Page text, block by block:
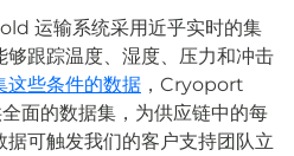
运输系统采用近乎实时的集
够跟踪温度、湿度、压力和冲击
这些条件的数据 ，Cryoport
面的数据集，为供应链中的每
可触发我们的客户支持团队立